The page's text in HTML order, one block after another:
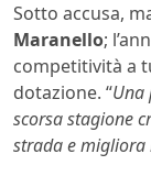
Sotto accusa,
Maranello;
competitività a
dotazione. “Una
scorsa stagione
strada e migliora